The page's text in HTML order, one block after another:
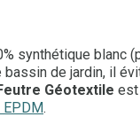
synthétique blanc
de jardin, il
Géotextile est
.